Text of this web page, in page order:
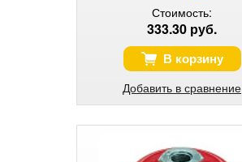
Стоимость:
333.30 руб.
В корзину
Добавить в сравнение